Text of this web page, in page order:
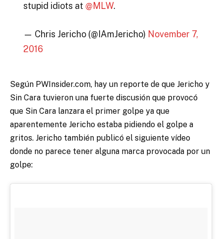
stupid idiots at @MLW.
— Chris Jericho (@IAmJericho) November 7,
2016
Según PWInsider.com, hay un reporte de que Jericho y
Sin Cara tuvieron una fuerte discusión que provocó
que Sin Cara lanzara el primer golpe ya que
aparentemente Jericho estaba pidiendo el golpe a
gritos. Jericho también publicó el siguiente vídeo
donde no parece tener alguna marca provocada por un
golpe: